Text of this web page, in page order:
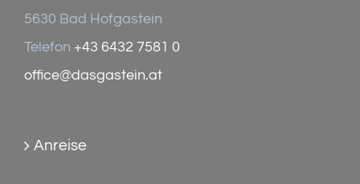
5630 Bad Hofgastein
Telefon +43 6432 7581 0
office@dasgastein.at
Anreise